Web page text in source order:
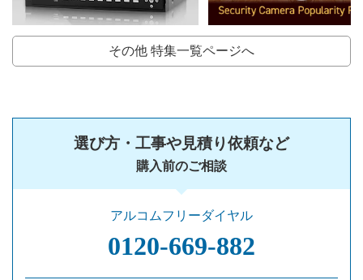
その他 特集一覧ページへ
選び方・工事や見積り依頼など
購入前のご相談
アルコムフリーダイヤル
0120‐669‐882